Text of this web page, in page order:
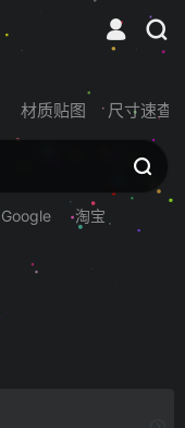
材质贴图 尺寸速查
Google 淘宝